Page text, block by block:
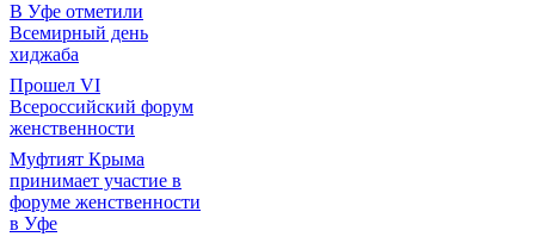
В Уфе отметили
Всемирный день
хиджаба
Прошел VI
Всероссийский форум
женственности
Муфтият Крыма
принимает участие в
форуме женственности
в Уфе